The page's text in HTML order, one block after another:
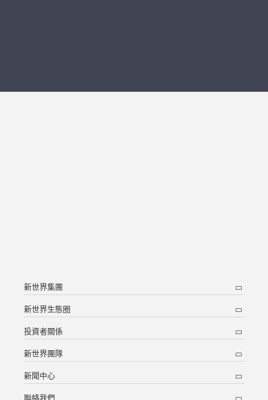
新世界集團
新世界生態圈
投資者關係
新世界團隊
新聞中心
聯絡我們